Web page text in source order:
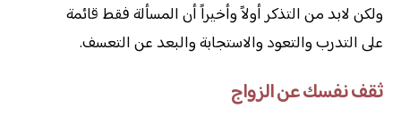
ولكن لابد من التذكر أولاً وأخيراً أن المسألة فقط قائمة
على التدرب والتعود والاستجابة والبعد عن التعسف.
ثقف نفسك عن الزواج